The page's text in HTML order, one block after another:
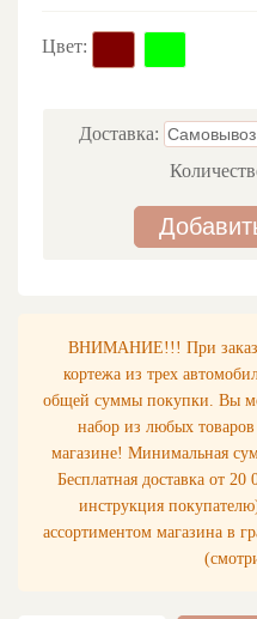
Цвет:
Доставка:
ВНИМАНИЕ!!! При заказе
кортежа из трех
общей суммы покупки. Вы
набор из любых
магазине! Минимальная
Бесплатная доставка от
инструкция
ассортиментом магазина в